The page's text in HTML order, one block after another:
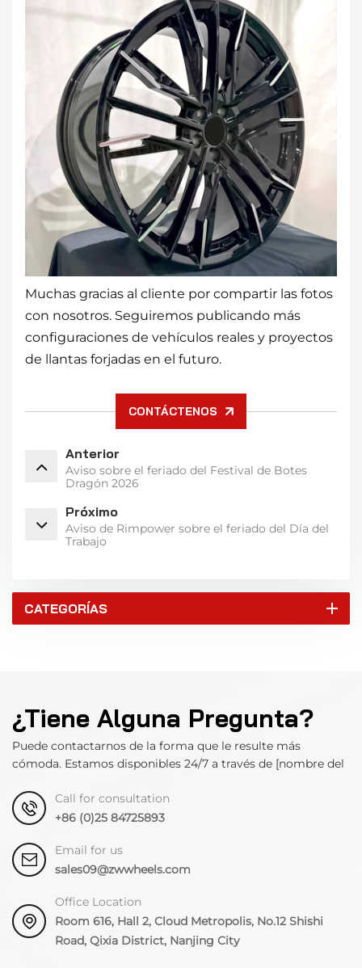
Muchas gracias al cliente por compartir las fotos
con nosotros. Seguiremos publicando más
configuraciones de vehículos reales y proyectos
de llantas forjadas en el futuro.
CONTÁCTENOS
Anterior
Aviso sobre el feriado del Festival de Botes
Dragón 2026
Próximo
Aviso de Rimpower sobre el feriado del Día del
Trabajo
CATEGORÍAS
¿Tiene Alguna Pregunta?
Puede contactarnos de la forma que le resulte más
cómoda. Estamos disponibles 24/7 a través de [nombre del
Call for consultation
+86 (0)25 84725893
Email for us
sales09@zwwheels.com
Office Location
Room 616, Hall 2, Cloud Metropolis, No.12 Shishi
Road, Qixia District, Nanjing City